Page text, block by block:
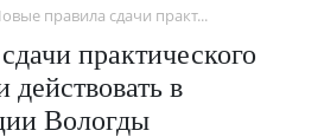
правила сдачи практ...
практического
действовать в
Вологды